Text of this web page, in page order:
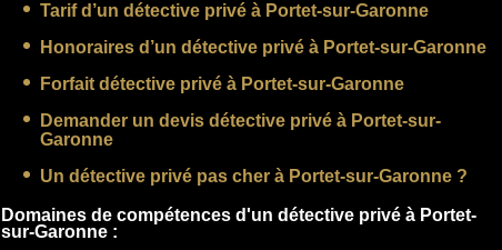
Tarif d’un détective privé à Portet-sur-Garonne
Honoraires d’un détective privé à Portet-sur-Garonne
Forfait détective privé à Portet-sur-Garonne
Demander un devis détective privé à Portet-sur-
Garonne
Un détective privé pas cher à Portet-sur-Garonne ?
Domaines de compétences d'un détective privé à Portet-
sur-Garonne :